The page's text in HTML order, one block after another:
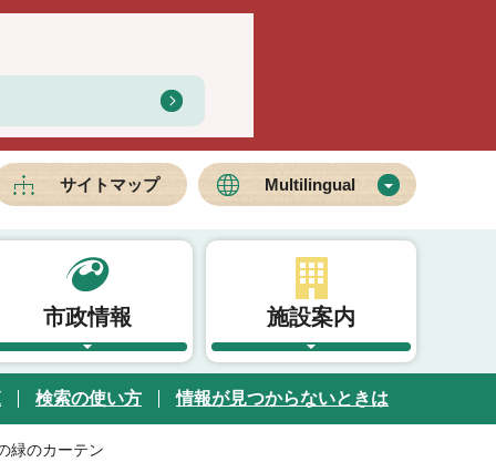
サイトマップ Multilingual
市政情報 施設案内
検索の使い方 情報が見つからないときは
緑のカーテン